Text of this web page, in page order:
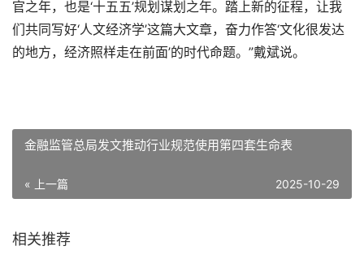
官之年，也是‘十五五’规划谋划之年。踏上新的征程，让我
们共同写好‘人文经济学’这篇大文章，奋力作答‘文化很发达
的地方，经济照样走在前面’的时代命题。”戴斌说。
金融监管总局发文推动行业规范使用第四套生命表
« 上一篇 2025-10-29
相关推荐